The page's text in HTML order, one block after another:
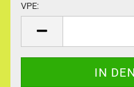
VPE: